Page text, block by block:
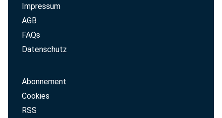
Impressum
AGB
FAQs
Datenschutz
Abonnement
Cookies
RSS